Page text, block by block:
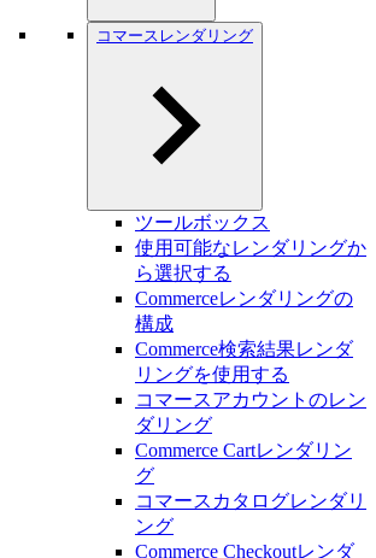
コマースレンダリング
ツールボックス
使用可能なレンダリングか
ら選択する
Commerceレンダリングの
構成
Commerce検索結果レンダ
リングを使用する
コマースアカウントのレン
ダリング
Commerce Cartレンダリン
グ
コマースカタログレンダリ
ング
Commerce Checkoutレンダ